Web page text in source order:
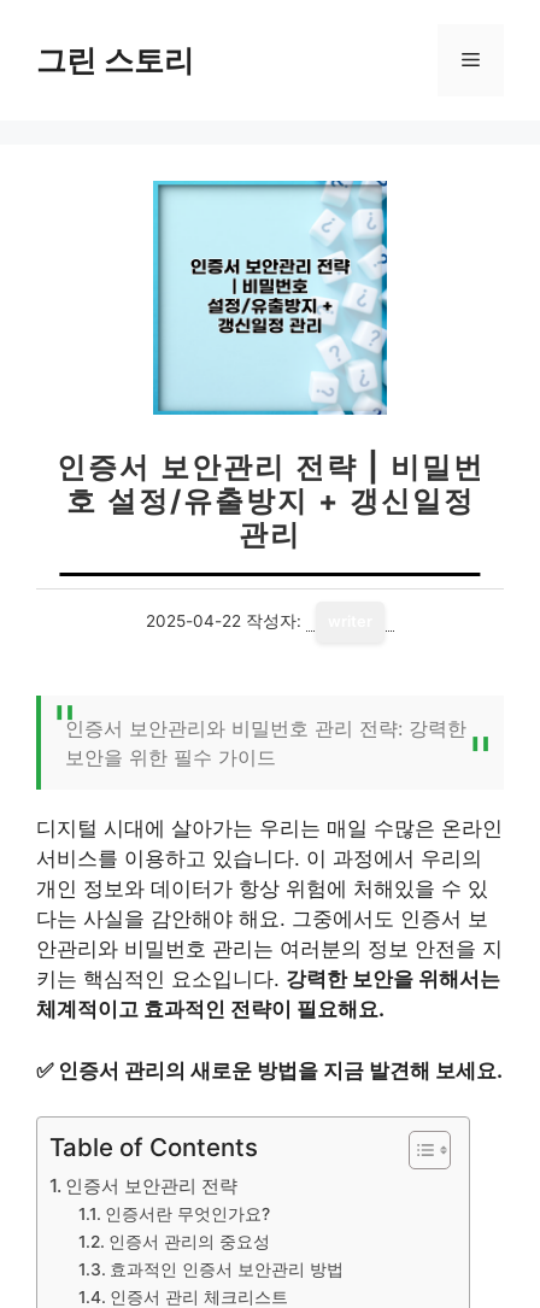
그린 스토리 메
인증서 보안관리 전략 | 비밀번
호 설정/유출방지 + 갱신일정
관리
2025-04-22 작성자:
인증서 보안관리와 비밀번호 관리 전략: 강력한
보안을 위한 필수 가이드
디지털 시대에 살아가는 우리는 매일 수많은 온라인
서비스를 이용하고 있습니다. 이 과정에서 우리의
개인 정보와 데이터가 항상 위험에 처해있을 수 있
다는 사실을 감안해야 해요. 그중에서도 인증서 보
안관리와 비밀번호 관리는 여러분의 정보 안전을 지
키는 핵심적인 요소입니다. 강력한 보안을 위해서는
체계적이고 효과적인 전략이 필요해요.
✅ 인증서 관리의 새로운 방법을 지금 발견해 보세요.
Table of Contents
인증서 보안관리 전략
인증서란 무엇인가요?
인증서 관리의 중요성
효과적인 인증서 보안관리 방법
인증서 관리 체크리스트